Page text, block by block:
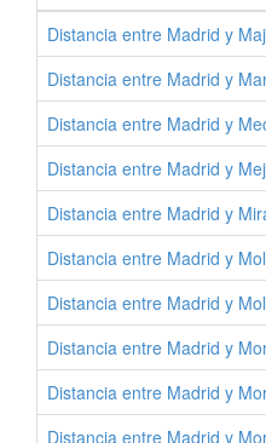
Distancia entre Madrid y
Distancia entre Madrid y
Distancia entre Madrid y
Distancia entre Madrid y
Distancia entre Madrid y
Distancia entre Madrid y
Distancia entre Madrid y
Distancia entre Madrid y
Distancia entre Madrid y
Distancia entre Madrid y